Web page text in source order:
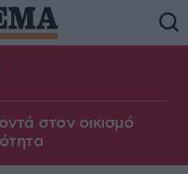
στον οικισμό